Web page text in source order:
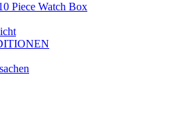
Piece Watch Box